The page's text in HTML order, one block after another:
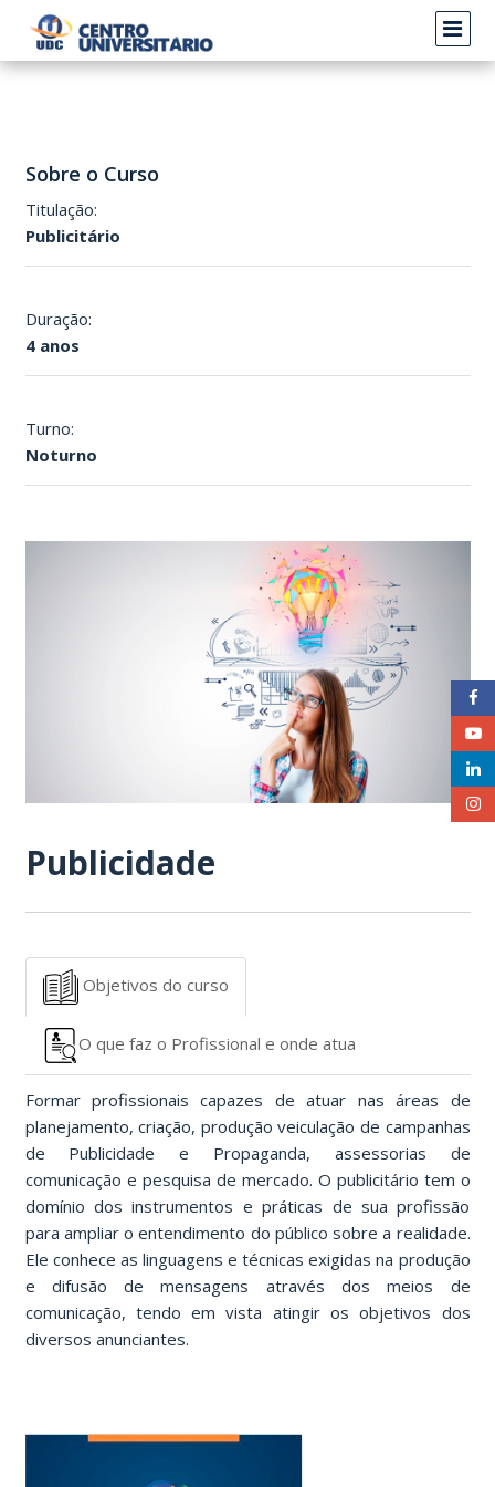
Sobre o Curso
Titulação:
Publicitário
Duração:
4 anos
Turno:
Noturno
Publicidade
Objetivos do curso
O que faz o Profissional e onde atua
Formar profissionais capazes de atuar nas áreas de
planejamento, criação, produção veiculação de campanhas
de Publicidade e Propaganda, assessorias de
comunicação e pesquisa de mercado. O publicitário tem o
domínio dos instrumentos e práticas de sua profissão
para ampliar o entendimento do público sobre a realidade.
Ele conhece as linguagens e técnicas exigidas na produção
e difusão de mensagens através dos meios de
comunicação, tendo em vista atingir os objetivos dos
diversos anunciantes.